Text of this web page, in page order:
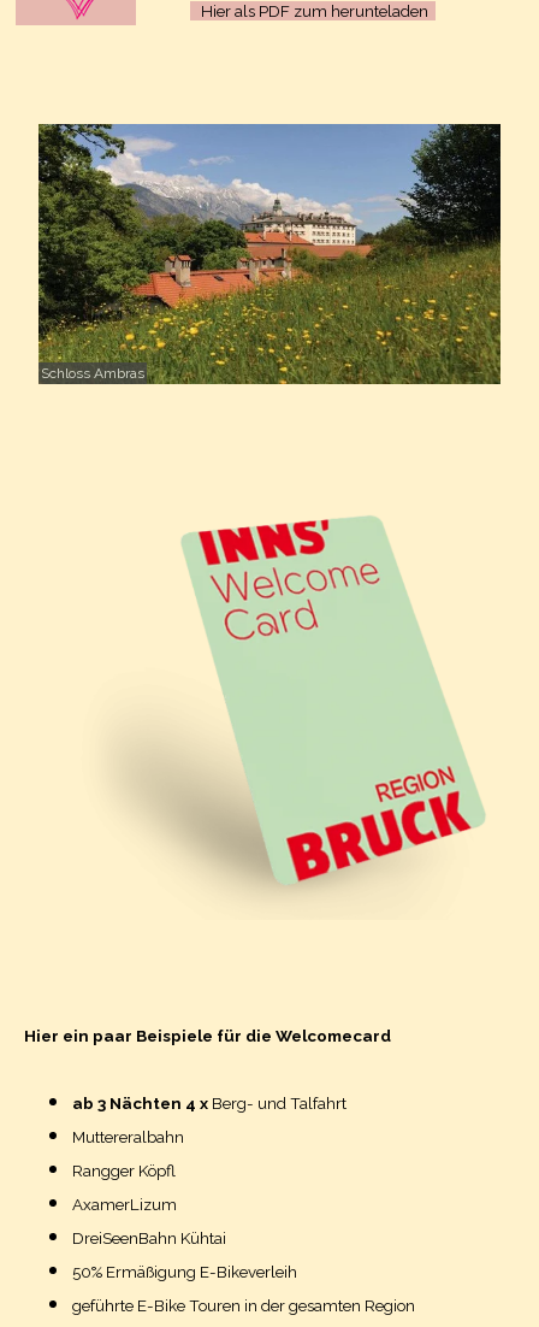
Hier als PDF zum herunteladen
Schloss Ambras
Hier ein paar Beispiele für die Welcomecard
ab 3 Nächten 4 x Berg- und Talfahrt
Muttereralbahn
Rangger Köpfl
AxamerLizum
DreiSeenBahn Kühtai
50% Ermäßigung E-Bikeverleih
geführte E-Bike Touren in der gesamten Region